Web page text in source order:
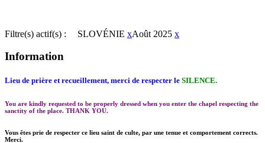
Filtre(s) actif(s) : SLOVÉNIE xAoût 2025 x
Information
Lieu de prière et recueillement, merci de respecter le SILENCE.
You are kindly requested to be properly dressed when you enter the chapel respecting the
sanctity of the place. THANK YOU.
Vous êtes prie de respecter ce lieu saint de culte, par une tenue et comportement corrects.
Merci.